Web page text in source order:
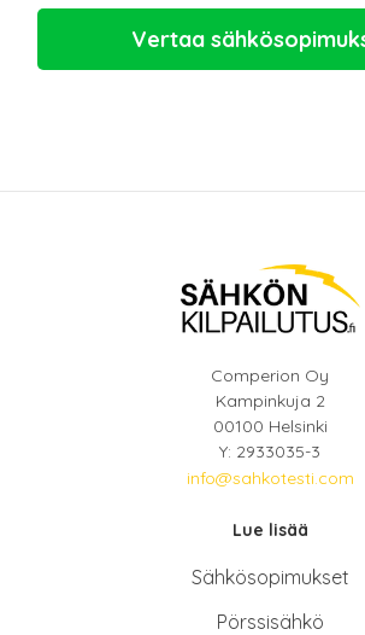
Vertaa
Comperion Oy
Kampinkuja 2
00100 Helsinki
Y: 2933035-3
info@sahkotesti.com
Lue lisää
Sähkösopimukset
Pörssisähkö